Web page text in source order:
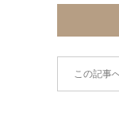
この記事